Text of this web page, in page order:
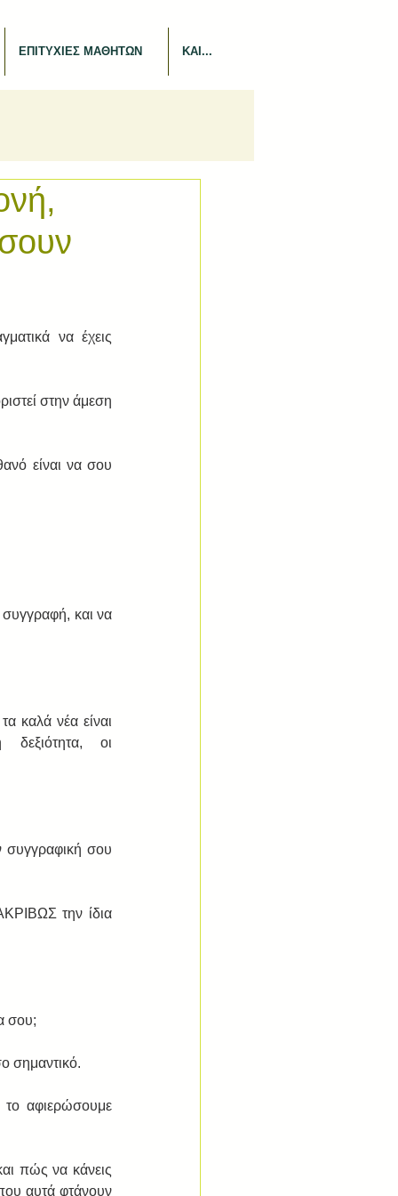
ΕΠΙΤΥΧΙΕΣ ΜΑΘΗΤΩΝ ΚΑΙ...
να έχεις
στην άμεση
είναι να σου
συγγραφή, και να
καλά νέα είναι
δεξιότητα, οι
συγγραφική σου
την ίδια
σου;
σημαντικό.
αφιερώσουμε
πώς να κάνεις
αυτά φτάνουν